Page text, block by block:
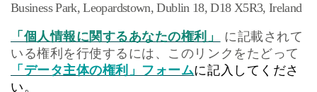
Business Park, Leopardstown, Dublin 18, D18 X5R3, Ireland
「個人情報に関するあなたの権利」
に記載されて
いる権利を行使するには、このリンクをたどって
「データ主体の権利」フォームに記入してくださ
い。